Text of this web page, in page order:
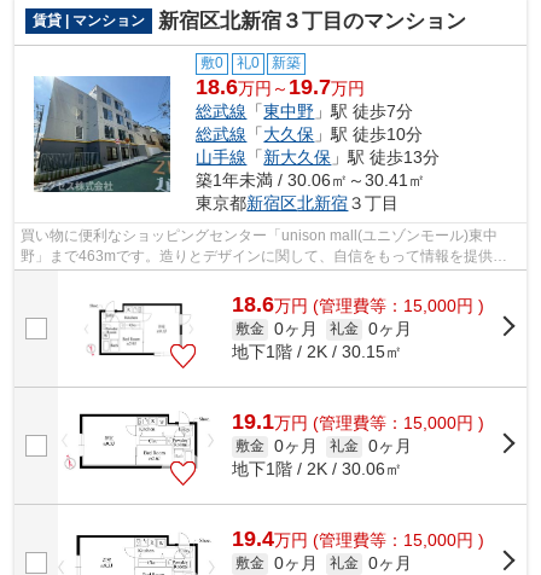
賃貸 | マンション 新宿区北新宿３丁目のマンション
敷0 礼0 新築
18.6万円～ 19.7万円
総武線 「東中野 」駅 徒歩7分
総武線 「大久保 」駅 徒歩10分
山手線 「新大久保 」駅 徒歩13分
築1年未満 / 30.06㎡～30.41㎡
東京都新宿区北新宿３丁目
買い物に便利なショッピングセンター「unison mall(ユニゾンモール)東中
野」まで463mです。造りとデザインに関して、自信をもって情報を提供で
きるマンションです。面倒なゴミ捨ての負...
18.6万円 (管理費等：15,000円 )
敷金 0ヶ月 礼金 0ヶ月
地下1階 / 2K / 30.15㎡
19.1万円 (管理費等：15,000円 )
敷金 0ヶ月 礼金 0ヶ月
地下1階 / 2K / 30.06㎡
19.4万円 (管理費等：15,000円 )
敷金 0ヶ月 礼金 0ヶ月